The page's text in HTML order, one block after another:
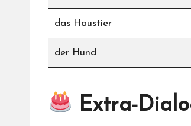
das Haustier
der Hund
Extra-